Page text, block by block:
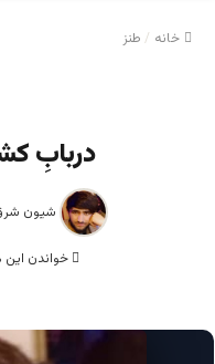
خانه / طنز
دربابِ
شیون
خواندن این مطلب 1